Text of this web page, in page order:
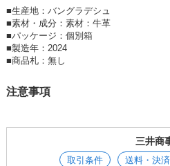
■生産地：バングラデシュ
■素材・成分：素材：牛革
■パッケージ：個別箱
■製造年：2024
■商品札：無し
注意事項
三井商
取引条件 送料・決